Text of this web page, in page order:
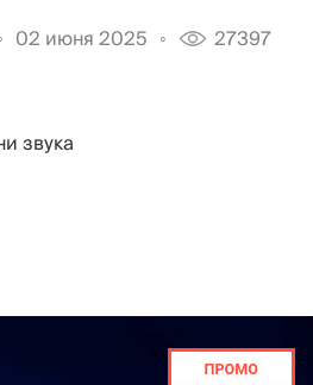
02 июня 2025 27397